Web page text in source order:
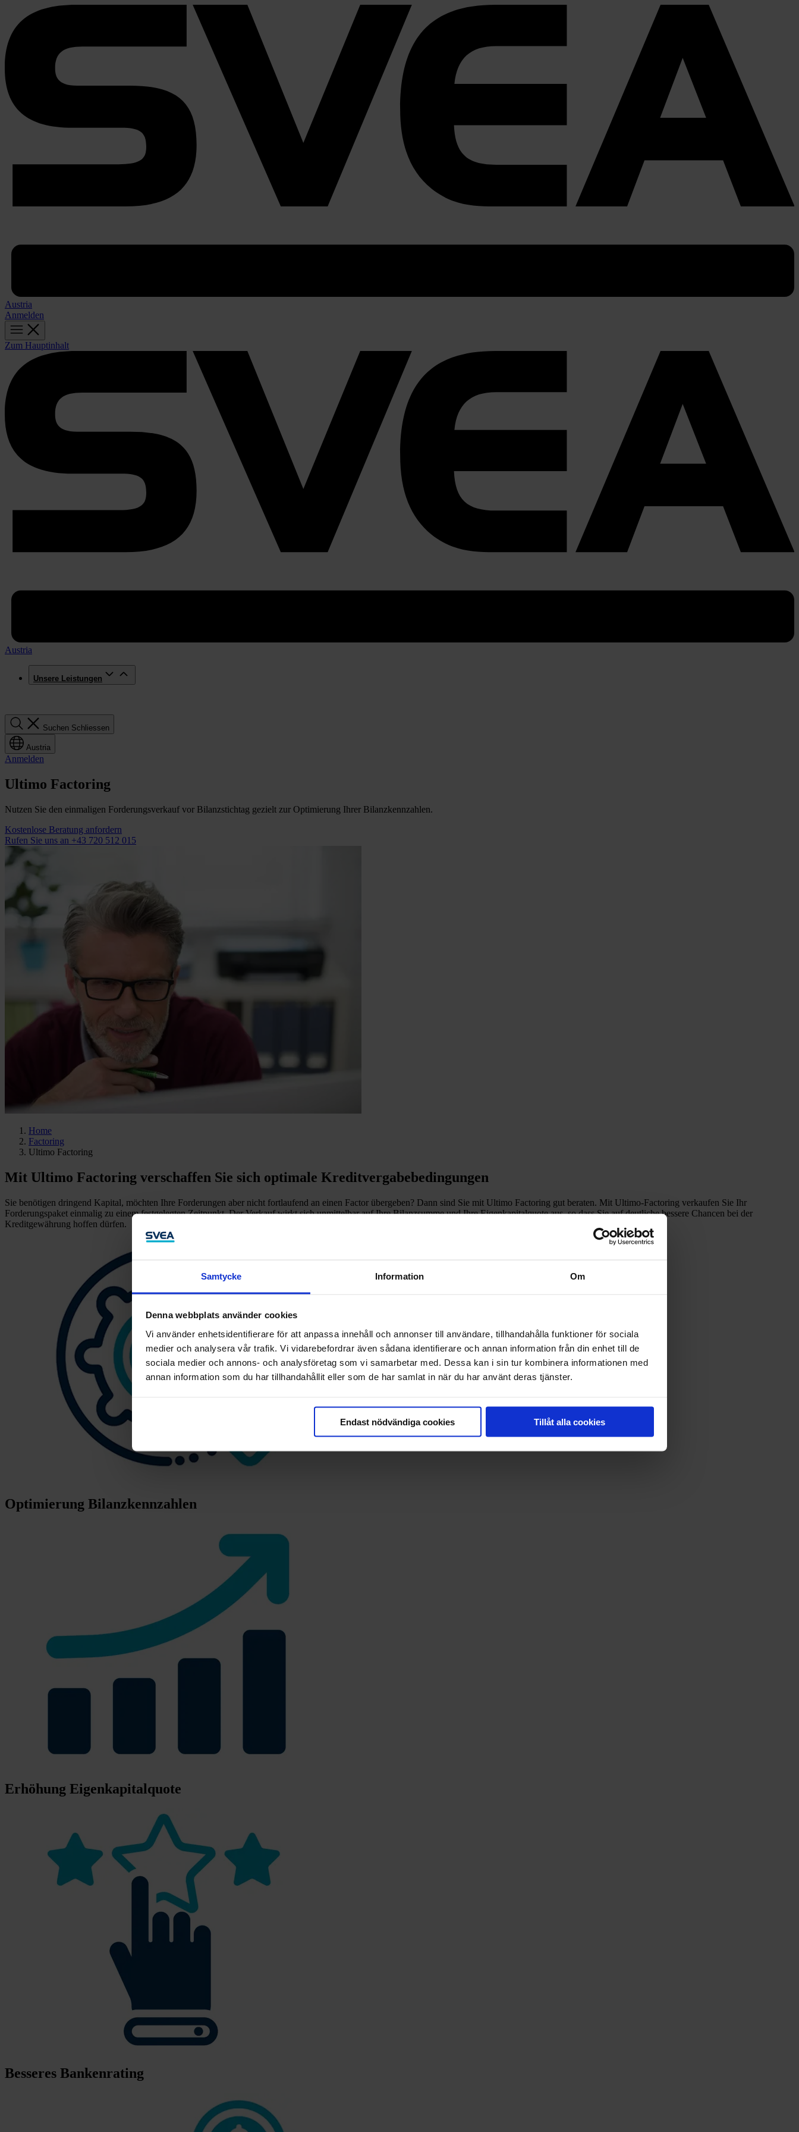
Samtycke Information Om
Denna webbplats använder cookies
Vi använder enhetsidentifierare för att anpassa innehåll och annonser till användare, tillhandahålla funktioner för sociala
medier och analysera vår trafik. Vi vidarebefordrar även sådana identifierare och annan information från din enhet till de
sociala medier och annons- och analysföretag som vi samarbetar med. Dessa kan i sin tur kombinera informationen med
annan information som du har tillhandahållit eller som de har samlat in när du har använt deras tjänster.
Endast nödvändiga cookies Tillåt alla cookies
Austria
Anmelden
Zum Hauptinhalt
Austria
Unsere Leistungen
Suchen Schliessen
Austria
Anmelden
Ultimo Factoring
Nutzen Sie den einmaligen Forderungsverkauf vor Bilanzstichtag gezielt zur Optimierung Ihrer Bilanzkennzahlen.
Kostenlose Beratung anfordern
Rufen Sie uns an +43 720 512 015
Home
Factoring
Ultimo Factoring
Mit Ultimo Factoring verschaffen Sie sich optimale Kreditvergabebedingungen
Sie benötigen dringend Kapital, möchten Ihre Forderungen aber nicht fortlaufend an einen Factor übergeben? Dann sind Sie mit Ultimo Factoring gut beraten. Mit Ultimo-Factoring verkaufen Sie Ihr
Forderungspaket einmalig zu einem festgelegten Zeitpunkt. Der Verkauf wirkt sich unmittelbar auf Ihre Bilanzsumme und Ihre Eigenkapitalquote aus, so dass Sie auf deutliche bessere Chancen bei der
Kreditgewährung hoffen dürfen.
Optimierung Bilanzkennzahlen
Erhöhung Eigenkapitalquote
Besseres Bankenrating